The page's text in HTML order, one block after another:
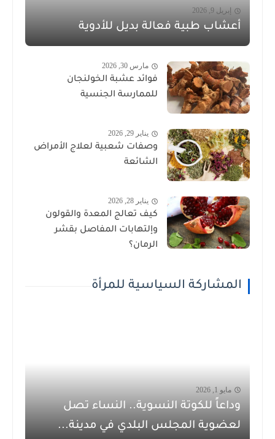
إبريل 9, 2026
أعشاب طبية فعالة بديل للأدوية
مارس 30, 2026
فوائد عشبة الخولنجان
للممارسة الجنسية
يناير 29, 2026
وصفات شعبية لعلاج الأمراض
الشائعة
يناير 28, 2026
كيف تعالج المعدة والقولون
وإلتهابات المفاصل بقشر
الرمان؟
المشاركة السياسية للمرأة
مايو 1, 2026
وداعاً للكوتة النسوية.. النساء تصل
لعضوية المجلس البلدي في مدينة...